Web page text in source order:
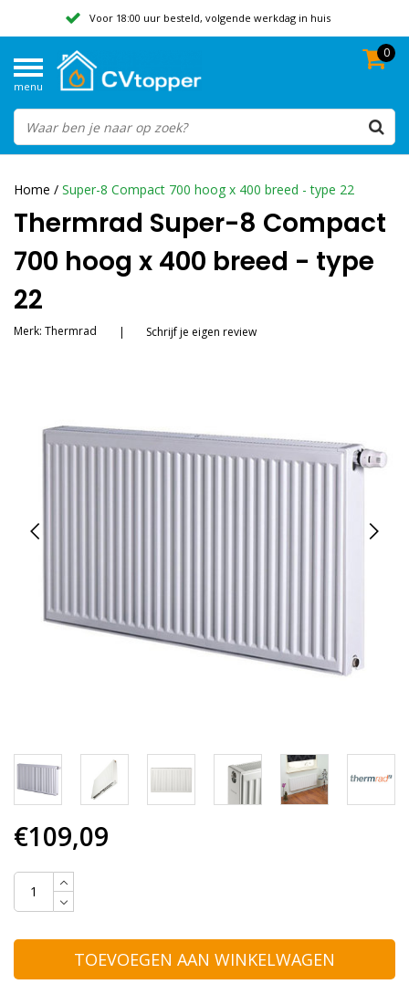
Voor 18:00 uur besteld, volgende werkdag in huis
Beoordeeld met een 9,8
menu
0
Home / Super-8 Compact 700 hoog x 400 breed - type 22
Thermrad Super-8 Compact
700 hoog x 400 breed - type
22
Merk: Thermrad | Schrijf je eigen review
€109,09
TOEVOEGEN AAN WINKELWAGEN